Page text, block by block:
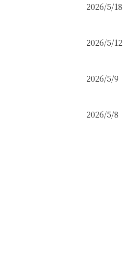
2026/5/18
2026/5/12
2026/5/9
2026/5/8